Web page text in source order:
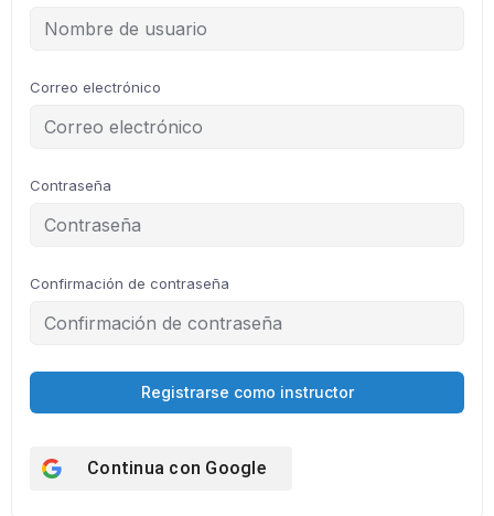
Correo electrónico
Contraseña
Confirmación de contraseña
Registrarse como instructor
Continua con Google